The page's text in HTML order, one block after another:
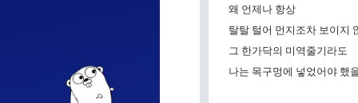
왜 언제나 항상
탈탈 털어 먼지조차 보이지
그 한가닥의 미역줄기라도
나는 목구멍에 넣었어야 했